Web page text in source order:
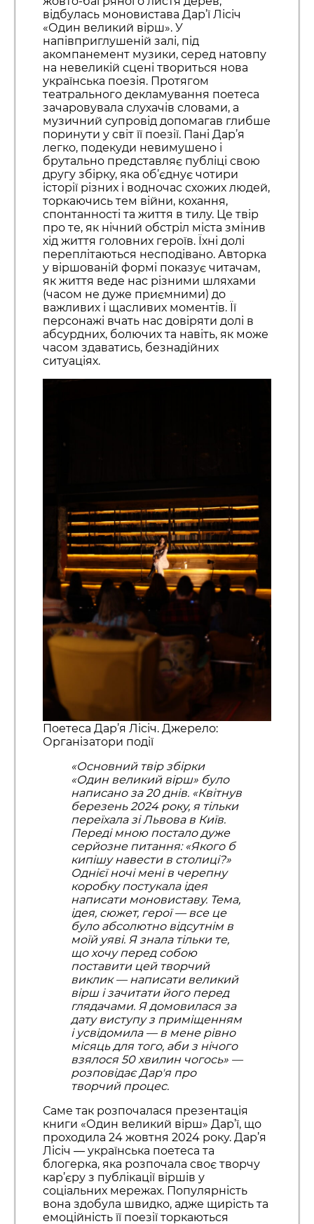
відбулась моновистава Дар’ї Лісіч
«Один великий вірш». У
напівприглушеній залі, під
акомпанемент музики, серед натовпу
на невеликій сцені твориться нова
українська поезія. Протягом
театрального декламування поетеса
зачаровувала слухачів словами, а
музичний супровід допомагав глибше
поринути у світ її поезії. Пані Дар’я
легко, подекуди невимушено і
брутально представляє публіці свою
другу збірку, яка об’єднує чотири
історії різних і водночас схожих людей,
торкаючись тем війни, кохання,
спонтанності та життя в тилу. Це твір
про те, як нічний обстріл міста змінив
хід життя головних героїв. Їхні долі
переплітаються несподівано. Авторка
у віршованій формі показує читачам,
як життя веде нас різними шляхами
(часом не дуже приємними) до
важливих і щасливих моментів. Її
персонажі вчать нас довіряти долі в
абсурдних, болючих та навіть, як може
часом здаватись, безнадійних
ситуаціях.
Поетеса Дар’я Лісіч. Джерело:
Організатори події
«Основний твір збірки
«Один великий вірш» було
написано за 20 днів. «Квітнув
березень 2024 року, я тільки
переїхала зі Львова в Київ.
Переді мною постало дуже
серйозне питання: «Якого б
кипішу навести в столиці?»
Однієї ночі мені в черепну
коробку постукала ідея
написати моновиставу. Тема,
ідея, сюжет, герої — все це
було абсолютно відсутнім в
моїй уяві. Я знала тільки те,
що хочу перед собою
поставити цей творчий
виклик — написати великий
вірш і зачитати його перед
глядачами. Я домовилася за
дату виступу з приміщенням
і усвідомила — в мене рівно
місяць для того, аби з нічого
взялося 50 хвилин чогось» —
розповідає Дарʼя про
творчий процес.
Саме так розпочалася презентація
книги «Один великий вірш» Дар’ї, що
проходила 24 жовтня 2024 року. Дар’я
Лісіч — українська поетеса та
блогерка, яка розпочала своє творчу
кар’єру з публікації віршів у
соціальних мережах. Популярність
вона здобула швидко, адже щирість та
емоційність її поезії торкаються